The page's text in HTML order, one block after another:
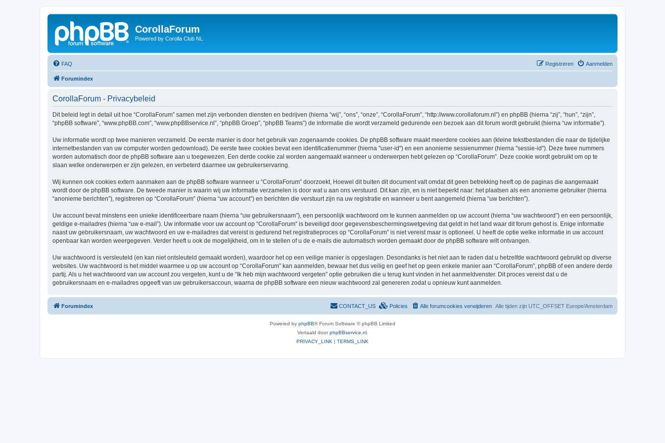
CorollaForum
Powered by Corolla Club NL
FAQ Aanmelden
Registreren
Forumindex
CorollaForum - Privacybeleid
Dit beleid legt in detail uit hoe “CorollaForum” samen met zijn verbonden diensten en bedrijven (hierna “wij”, “ons”, “onze”, “CorollaForum”, “http://www.corollaforum.nl”) en phpBB (hierna “zij”, “hun”, “zijn”,
“phpBB software”, “www.phpBB.com”, “www.phpBBservice.nl”, “phpBB Groep”, “phpBB Teams”) de informatie die wordt verzameld gedurende een bezoek aan dit forum wordt gebruikt (hierna “uw informatie”).
Uw informatie wordt op twee manieren verzameld. De eerste manier is door het gebruik van zogenaamde cookies. De phpBB software maakt meerdere cookies aan (kleine tekstbestanden die naar de tijdelijke
internetbestanden van uw computer worden gedownload). De eerste twee cookies bevat een identificatienummer (hierna "user-id") en een anonieme sessienummer (hierna "sessie-id"). Deze twee nummers
worden automatisch door de phpBB software aan u toegewezen. Een derde cookie zal worden aangemaakt wanneer u onderwerpen hebt gelezen op “CorollaForum”. Deze cookie wordt gebruikt om op te
slaan welke onderwerpen er zijn gelezen, en verbeterd daarmee uw gebruikerservaring.
Wij kunnen ook cookies extern aanmaken aan de phpBB software wanneer u “CorollaForum” doorzoekt, Hoewel dit buiten dit document valt omdat dit geen betrekking heeft op de paginas die aangemaakt
wordt door de phpBB software. De tweede manier is waarin wij uw informatie verzamelen is door wat u aan ons verstuurd. Dit kan zijn, en is niet beperkt naar: het plaatsen als een anonieme gebruiker (hierna
“anonieme berichten”), registreren op “CorollaForum” (hierna “uw account”) en berichten die verstuurt zijn na uw registratie en wanneer u bent aangemeld (hierna “uw berichten”).
Uw account bevat minstens een unieke identificeerbare naam (hierna “uw gebruikersnaam”), een persoonlijk wachtwoord om te kunnen aanmelden op uw account (hierna “uw wachtwoord”) en een persoonlijk,
geldige e-mailadres (hierna “uw e-mail”). Uw informatie voor uw account op “CorollaForum” is beveiligd door gegevensbeschermingswetgeving dat geldt in het land waar dit forum gehost is. Enige informatie
naast uw gebruikersnaam, uw wachtwoord en uw e-mailadres dat vereist is gedurend het registratieproces op “CorollaForum” is niet vereist maar is optioneel. U heeft de optie welke informatie in uw account
openbaar kan worden weergegeven. Verder heeft u ook de mogelijkheid, om in te stellen of u de e-mails die automatisch worden gemaakt door de phpBB software wilt ontvangen.
Uw wachtwoord is versleuteld (en kan niet ontsleuteld gemaakt worden), waardoor het op een veilige manier is opgeslagen. Desondanks is het niet aan te raden dat u hetzelfde wachtwoord gebruikt op diverse
websites. Uw wachtwoord is het middel waarmee u op uw account op “CorollaForum” kan aanmelden, bewaar het dus veilig en geef het op geen enkele manier aan “CorollaForum”, phpBB of een andere derde
partij. Als u het wachtwoord van uw account zou vergeten, kunt u de “Ik heb mijn wachtwoord vergeten” optie gebruiken die u terug kunt vinden in het aanmeldvenster. Dit proces vereist dat u de
gebruikersnaam en e-mailadres opgeeft van uw gebruikersaccoun, waarna de phpBB software een nieuw wachtwoord zal genereren zodat u opnieuw kunt aanmelden.
Forumindex Alle tijden zijn UTC_OFFSET Europe/Amsterdam
Alle forumcookies verwijderen
Policies
CONTACT_US
Powered by phpBB® Forum Software © phpBB Limited
Vertaald doorphpBBservice.nl.
PRIVACY_LINK | TERMS_LINK